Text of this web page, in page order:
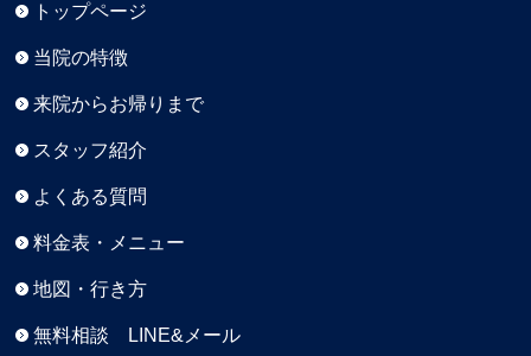
トップページ
当院の特徴
来院からお帰りまで
スタッフ紹介
よくある質問
料金表・メニュー
地図・行き方
無料相談 LINE&メール